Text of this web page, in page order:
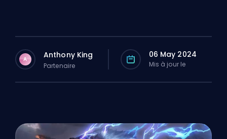
A Anthony King
Partenaire
06 May 2024
Mis à jour le